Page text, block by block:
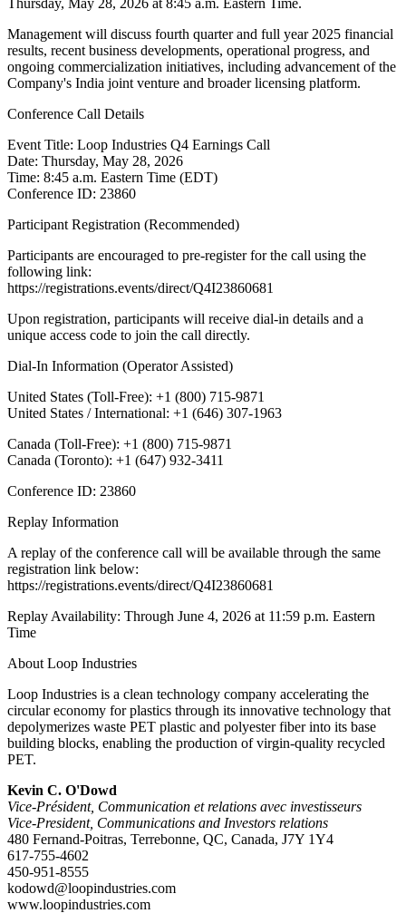
Management will discuss fourth quarter and full year 2025 financial
results, recent business developments, operational progress, and
ongoing commercialization initiatives, including advancement of the
Company's India joint venture and broader licensing platform.
Conference Call Details
Event Title: Loop Industries Q4 Earnings Call
Date: Thursday, May 28, 2026
Time: 8:45 a.m. Eastern Time (EDT)
Conference ID: 23860
Participant Registration (Recommended)
Participants are encouraged to pre-register for the call using the
following link:
https://registrations.events/direct/Q4I23860681
Upon registration, participants will receive dial-in details and a
unique access code to join the call directly.
Dial-In Information (Operator Assisted)
United States (Toll-Free): +1 (800) 715-9871
United States / International: +1 (646) 307-1963
Canada (Toll-Free): +1 (800) 715-9871
Canada (Toronto): +1 (647) 932-3411
Conference ID: 23860
Replay Information
A replay of the conference call will be available through the same
registration link below:
https://registrations.events/direct/Q4I23860681
Replay Availability: Through June 4, 2026 at 11:59 p.m. Eastern
Time
About Loop Industries
Loop Industries is a clean technology company accelerating the
circular economy for plastics through its innovative technology that
depolymerizes waste PET plastic and polyester fiber into its base
building blocks, enabling the production of virgin-quality recycled
PET.
Kevin C. O'Dowd
Vice-Président, Communication et relations avec investisseurs
Vice-President, Communications and Investors relations
480 Fernand-Poitras, Terrebonne, QC, Canada, J7Y 1Y4
617-755-4602
450-951-8555
kodowd@loopindustries.com
www.loopindustries.com